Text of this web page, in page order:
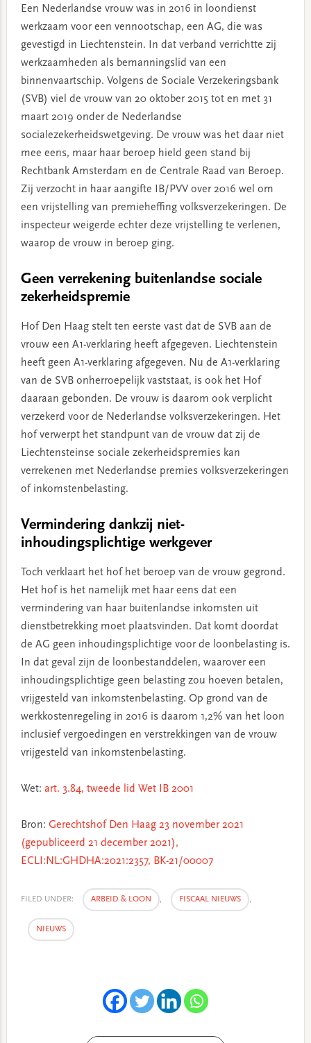
Een Nederlandse vrouw was in 2016 in loondienst
werkzaam voor een vennootschap, een AG, die was
gevestigd in Liechtenstein. In dat verband verrichtte zij
werkzaamheden als bemanningslid van een
binnenvaartschip. Volgens de Sociale Verzekeringsbank
(SVB) viel de vrouw van 20 oktober 2015 tot en met 31
maart 2019 onder de Nederlandse
socialezekerheidswetgeving. De vrouw was het daar niet
mee eens, maar haar beroep hield geen stand bij
Rechtbank Amsterdam en de Centrale Raad van Beroep.
Zij verzocht in haar aangifte IB/PVV over 2016 wel om
een vrijstelling van premieheffing volksverzekeringen. De
inspecteur weigerde echter deze vrijstelling te verlenen,
waarop de vrouw in beroep ging.
Geen verrekening buitenlandse sociale
zekerheidspremie
Hof Den Haag stelt ten eerste vast dat de SVB aan de
vrouw een A1-verklaring heeft afgegeven. Liechtenstein
heeft geen A1-verklaring afgegeven. Nu de A1-verklaring
van de SVB onherroepelijk vaststaat, is ook het Hof
daaraan gebonden. De vrouw is daarom ook verplicht
verzekerd voor de Nederlandse volksverzekeringen. Het
hof verwerpt het standpunt van de vrouw dat zij de
Liechtensteinse sociale zekerheidspremies kan
verrekenen met Nederlandse premies volksverzekeringen
of inkomstenbelasting.
Vermindering dankzij niet-
inhoudingsplichtige werkgever
Toch verklaart het hof het beroep van de vrouw gegrond.
Het hof is het namelijk met haar eens dat een
vermindering van haar buitenlandse inkomsten uit
dienstbetrekking moet plaatsvinden. Dat komt doordat
de AG geen inhoudingsplichtige voor de loonbelasting is.
In dat geval zijn de loonbestanddelen, waarover een
inhoudingsplichtige geen belasting zou hoeven betalen,
vrijgesteld van inkomstenbelasting. Op grond van de
werkkostenregeling in 2016 is daarom 1,2% van het loon
inclusief vergoedingen en verstrekkingen van de vrouw
vrijgesteld van inkomstenbelasting.
Wet: art. 3.84, tweede lid Wet IB 2001
Bron: Gerechtshof Den Haag 23 november 2021
(gepubliceerd 21 december 2021),
ECLI:NL:GHDHA:2021:2357, BK-21/00007
FILED UNDER: ARBEID & LOON , FISCAAL NIEUWS ,
NIEUWS